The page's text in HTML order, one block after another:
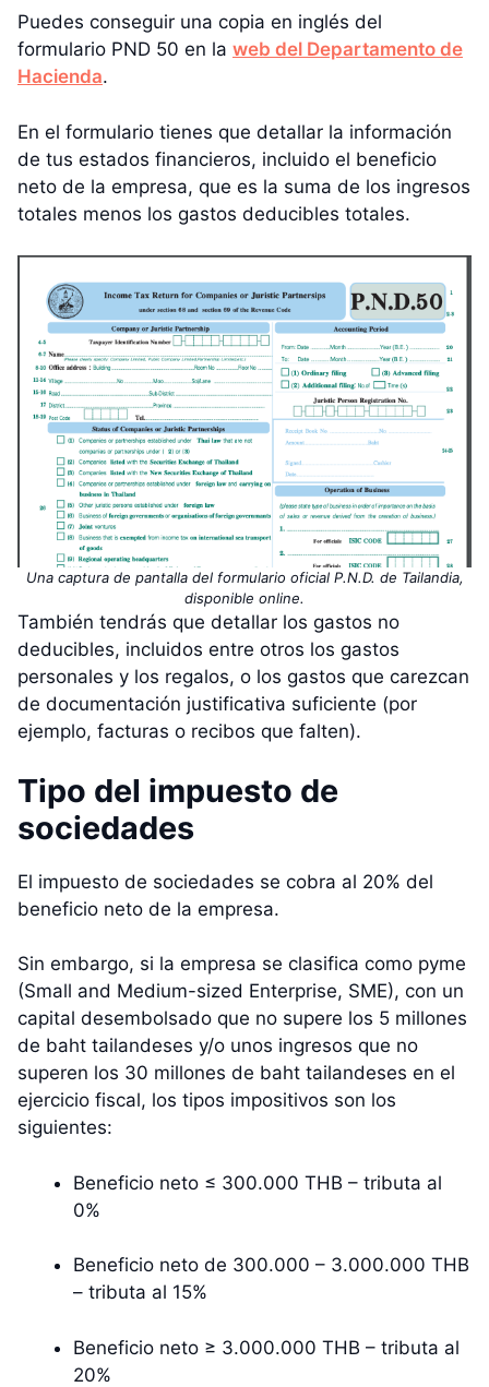
Puedes conseguir una copia en inglés del
formulario PND 50 en la web del Departamento de
Hacienda.
En el formulario tienes que detallar la información
de tus estados financieros, incluido el beneficio
neto de la empresa, que es la suma de los ingresos
totales menos los gastos deducibles totales.
Una captura de pantalla del formulario oficial P.N.D. de Tailandia,
disponible online.
También tendrás que detallar los gastos no
deducibles, incluidos entre otros los gastos
personales y los regalos, o los gastos que carezcan
de documentación justificativa suficiente (por
ejemplo, facturas o recibos que falten).
Tipo del impuesto de
sociedades
El impuesto de sociedades se cobra al 20% del
beneficio neto de la empresa.
Sin embargo, si la empresa se clasifica como pyme
(Small and Medium-sized Enterprise, SME), con un
capital desembolsado que no supere los 5 millones
de baht tailandeses y/o unos ingresos que no
superen los 30 millones de baht tailandeses en el
ejercicio fiscal, los tipos impositivos son los
siguientes:
Beneficio neto ≤ 300.000 THB – tributa al
0%
Beneficio neto de 300.000 – 3.000.000 THB
– tributa al 15%
Beneficio neto ≥ 3.000.000 THB – tributa al
20%